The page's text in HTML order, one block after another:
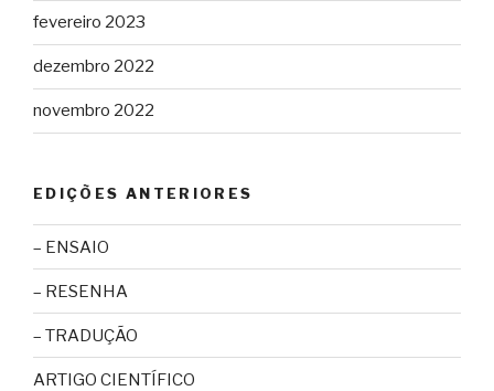
fevereiro 2023
dezembro 2022
novembro 2022
EDIÇÕES ANTERIORES
– ENSAIO
– RESENHA
– TRADUÇÃO
ARTIGO CIENTÍFICO